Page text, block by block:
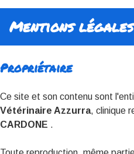
Mentions légales
Propriétaire
Ce site et son contenu sont
Vétérinaire Azzurra, clinique
CARDONE .